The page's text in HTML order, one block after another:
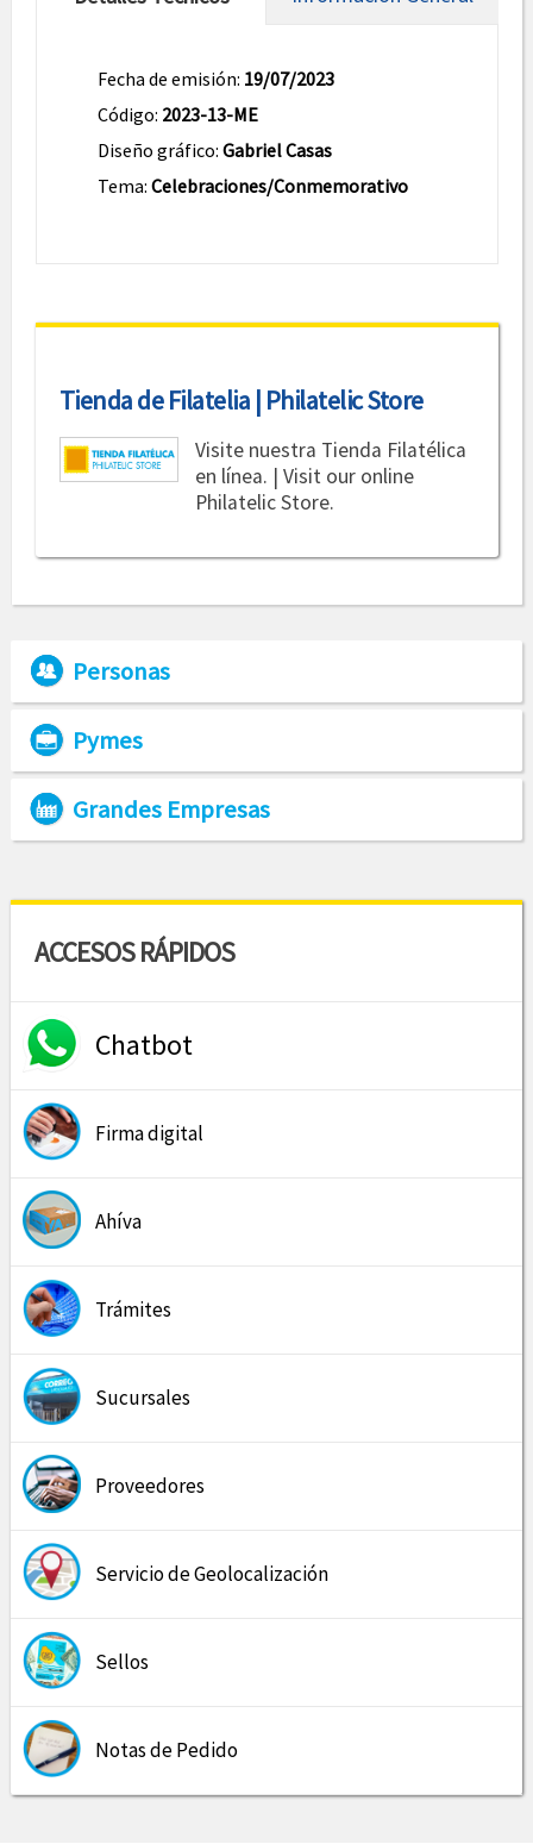
Fecha de emisión: 19/07/2023
Código: 2023-13-ME
Diseño gráfico: Gabriel Casas
Tema: Celebraciones/Conmemorativo
Tienda de Filatelia | Philatelic Store
Visite nuestra Tienda Filatélica
en línea. | Visit our online
Philatelic Store.
Personas
Pymes
Grandes Empresas
ACCESOS RÁPIDOS
Chatbot
Firma digital
Ahíva
Trámites
Sucursales
Proveedores
Servicio de Geolocalización
Sellos
Notas de Pedido